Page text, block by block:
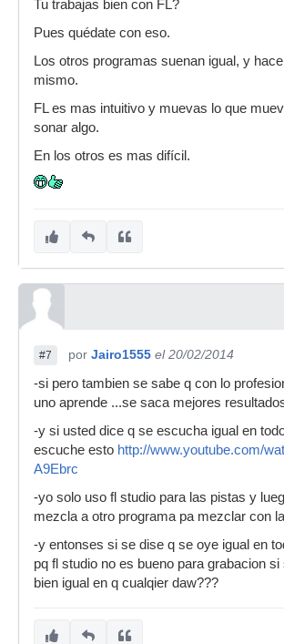
Tu trabajas bien con FL?
Pues quédate con eso.
Los otros programas suenan igual, y
mismo.
FL es mas intuitivo y muevas lo que
sonar algo.
En los otros es mas difícil.
#7 por Jairo1555 el 20/02/2014
-si pero tambien se sabe q con lo
uno aprende ...se saca mejores
-y si usted dice q se escucha igual en
escuche esto http://www.youtube.com/
A9Ebrc
-yo solo uso fl studio para las pistas y
mezcla a otro programa pa mezclar con
-y entonses si se dise q se oye igual en
pq fl studio no es bueno para grabacion si
bien igual en q cualqier daw???